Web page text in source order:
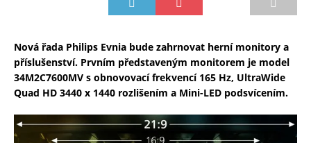
Nová řada Philips Evnia bude zahrnovat herní monitory a
příslušenství. Prvním představeným monitorem je model
34M2C7600MV s obnovovací frekvencí 165 Hz, UltraWide
Quad HD 3440 x 1440 rozlišením a Mini-LED podsvícením.